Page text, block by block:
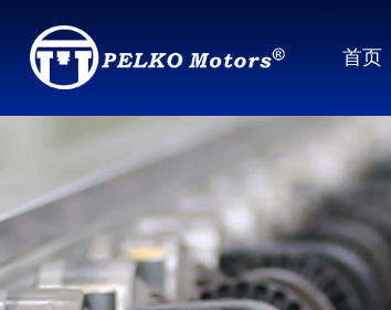
首页